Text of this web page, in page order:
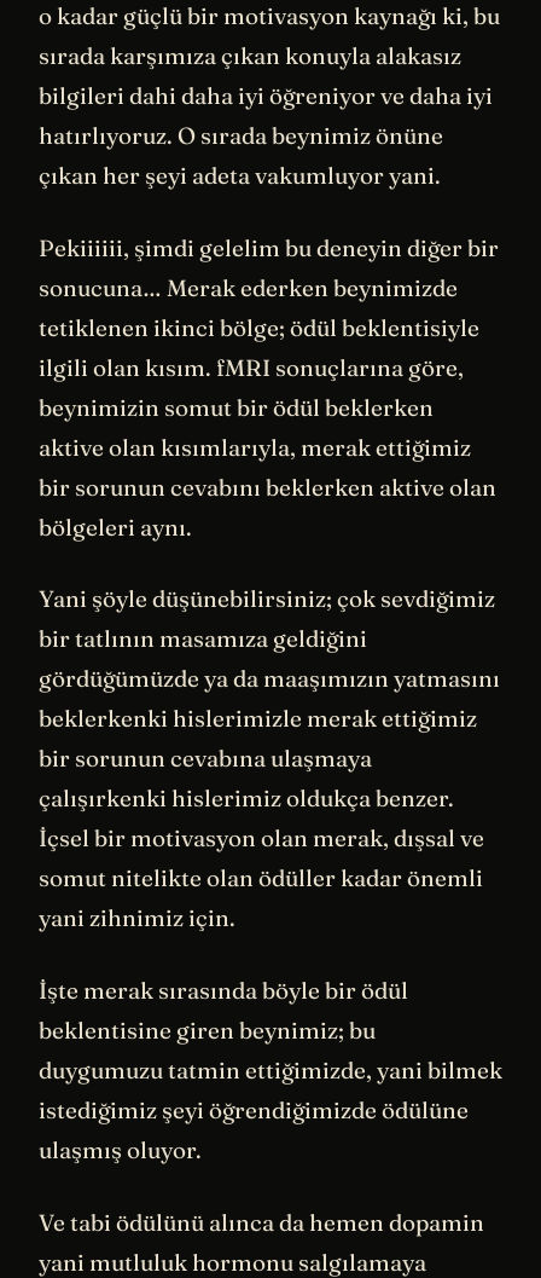
o kadar güçlü bir motivasyon kaynağı ki, bu
sırada karşımıza çıkan konuyla alakasız
bilgileri dahi daha iyi öğreniyor ve daha iyi
hatırlıyoruz. O sırada beynimiz önüne
çıkan her şeyi adeta vakumluyor yani.
Pekiiiiii, şimdi gelelim bu deneyin diğer bir
sonucuna… Merak ederken beynimizde
tetiklenen ikinci bölge; ödül beklentisiyle
ilgili olan kısım. fMRI sonuçlarına göre,
beynimizin somut bir ödül beklerken
aktive olan kısımlarıyla, merak ettiğimiz
bir sorunun cevabını beklerken aktive olan
bölgeleri aynı.
Yani şöyle düşünebilirsiniz; çok sevdiğimiz
bir tatlının masamıza geldiğini
gördüğümüzde ya da maaşımızın yatmasını
beklerkenki hislerimizle merak ettiğimiz
bir sorunun cevabına ulaşmaya
çalışırkenki hislerimiz oldukça benzer.
İçsel bir motivasyon olan merak, dışsal ve
somut nitelikte olan ödüller kadar önemli
yani zihnimiz için.
İşte merak sırasında böyle bir ödül
beklentisine giren beynimiz; bu
duygumuzu tatmin ettiğimizde, yani bilmek
istediğimiz şeyi öğrendiğimizde ödülüne
ulaşmış oluyor.
Ve tabi ödülünü alınca da hemen dopamin
yani mutluluk hormonu salgılamaya